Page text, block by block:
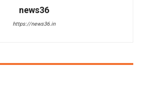
news36
https://news36.in